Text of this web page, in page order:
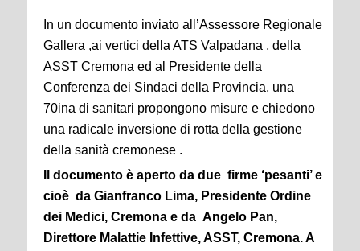
In un documento inviato all’Assessore Regionale
Gallera ,ai vertici della ATS Valpadana , della
ASST Cremona ed al Presidente della
Conferenza dei Sindaci della Provincia, una
70ina di sanitari propongono misure e chiedono
una radicale inversione di rotta della gestione
della sanità cremonese .
Il documento è aperto da due firme ‘pesanti’ e
cioè da Gianfranco Lima, Presidente Ordine
dei Medici, Cremona e da Angelo Pan,
Direttore Malattie Infettive, ASST, Cremona. A